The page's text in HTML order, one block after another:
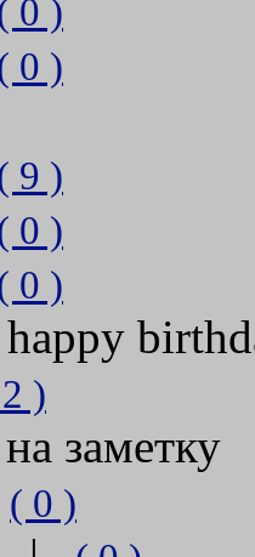
0 )
0 )
9 )
0 )
0 )
happy
)
на
( 0 )